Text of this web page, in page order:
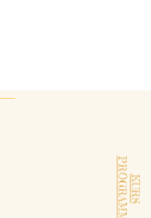
KURS
PROGRAMM